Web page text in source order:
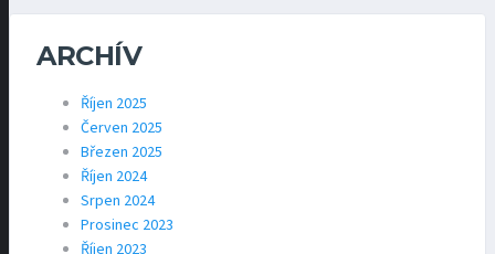
ARCHÍV
Říjen 2025
Červen 2025
Březen 2025
Říjen 2024
Srpen 2024
Prosinec 2023
Říjen 2023